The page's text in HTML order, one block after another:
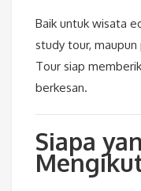
Baik untuk wisata
study tour, maupun
Tour siap
berkesan.
Siapa